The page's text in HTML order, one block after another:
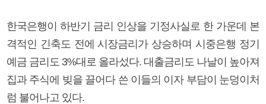
한국은행이 하반기 금리 인상을 기정사실로 한 가운데 본
격적인 긴축도 전에 시장금리가 상승하며 시중은행 정기
예금 금리도 3%대로 올라섰다. 대출금리도 나날이 높아져
집과 주식에 빚을 끌어다 쓴 이들의 이자 부담이 눈덩이처
럼 불어나고 있다.